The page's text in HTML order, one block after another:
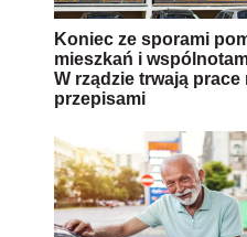
Koniec ze sporami
mieszkań i
W rządzie trwają
przepisami